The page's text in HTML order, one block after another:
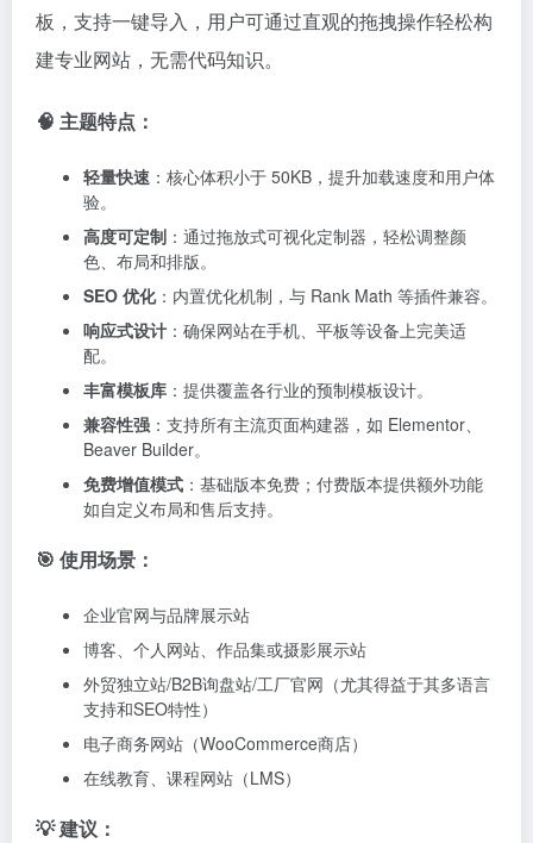
板，支持一键导入，用户可通过直观的拖拽操作轻松构
建专业网站，无需代码知识。
🧠 主题特点：
轻量快速 ：核心体积小于 50KB，提升加载速度和用户体
验。
高度可定制 ：通过拖放式可视化定制器，轻松调整颜
色、布局和排版。
SEO 优化：内置优化机制，与 Rank Math 等插件兼容。
响应式设计 ：确保网站在手机、平板等设备上完美适
配。
丰富模板库 ：提供覆盖各行业的预制模板设计。
兼容性强 ：支持所有主流页面构建器，如 Elementor、
Beaver Builder。
免费增值模式 ：基础版本免费；付费版本提供额外功能
如自定义布局和售后支持。
🎯 使用场景：
企业官网与品牌展示站
博客、个人网站、作品集或摄影展示站
外贸独立站/B2B询盘站/工厂官网（尤其得益于其多语言
支持和SEO特性）
电子商务网站（WooCommerce商店）
在线教育、课程网站（LMS）
💡 建议：